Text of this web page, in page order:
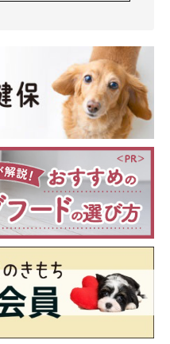
ように、ゴハンやおやつのこ
があるのかも……！
てつくよ！」ということなの
『あなたの愛犬はどのくら
り
ール 「Can! Do! Pet Dog